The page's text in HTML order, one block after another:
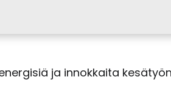
ja innokkaita